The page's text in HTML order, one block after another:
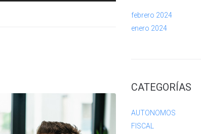
febrero 2024
enero 2024
CATEGORÍAS
AUTONOMOS
FISCAL